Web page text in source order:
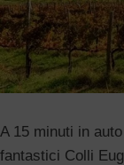
A 15 minuti in
fantastici Colli